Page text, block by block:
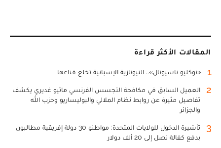
المقالات الأكثر قراءة
1 «نوكليو ناسيونال».. النيونازية الإسبانية تخلع قناعها
2
العميل السابق في مكافحة التجسس الفرنسي ماثيو غديري يكشف
تفاصيل مثيرة عن روابط نظام الملالي والبوليساريو وحزب الله
والجزائر
3
تأشيرة الدخول للولايات المتحدة: مواطنو 30 دولة إفريقية مطالبون
بدفع كفالة تصل إلى 20 ألف دولار